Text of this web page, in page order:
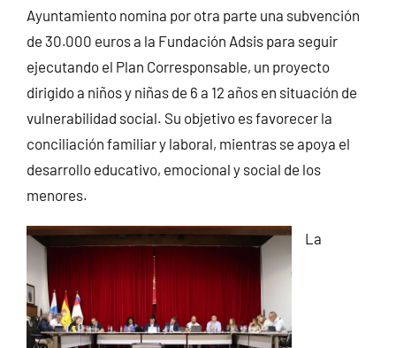
Ayuntamiento nomina por otra parte una subvención
de 30.000 euros a la Fundación Adsis para seguir
ejecutando el Plan Corresponsable, un proyecto
dirigido a niños y niñas de 6 a 12 años en situación de
vulnerabilidad social. Su objetivo es favorecer la
conciliación familiar y laboral, mientras se apoya el
desarrollo educativo, emocional y social de los
menores.
La